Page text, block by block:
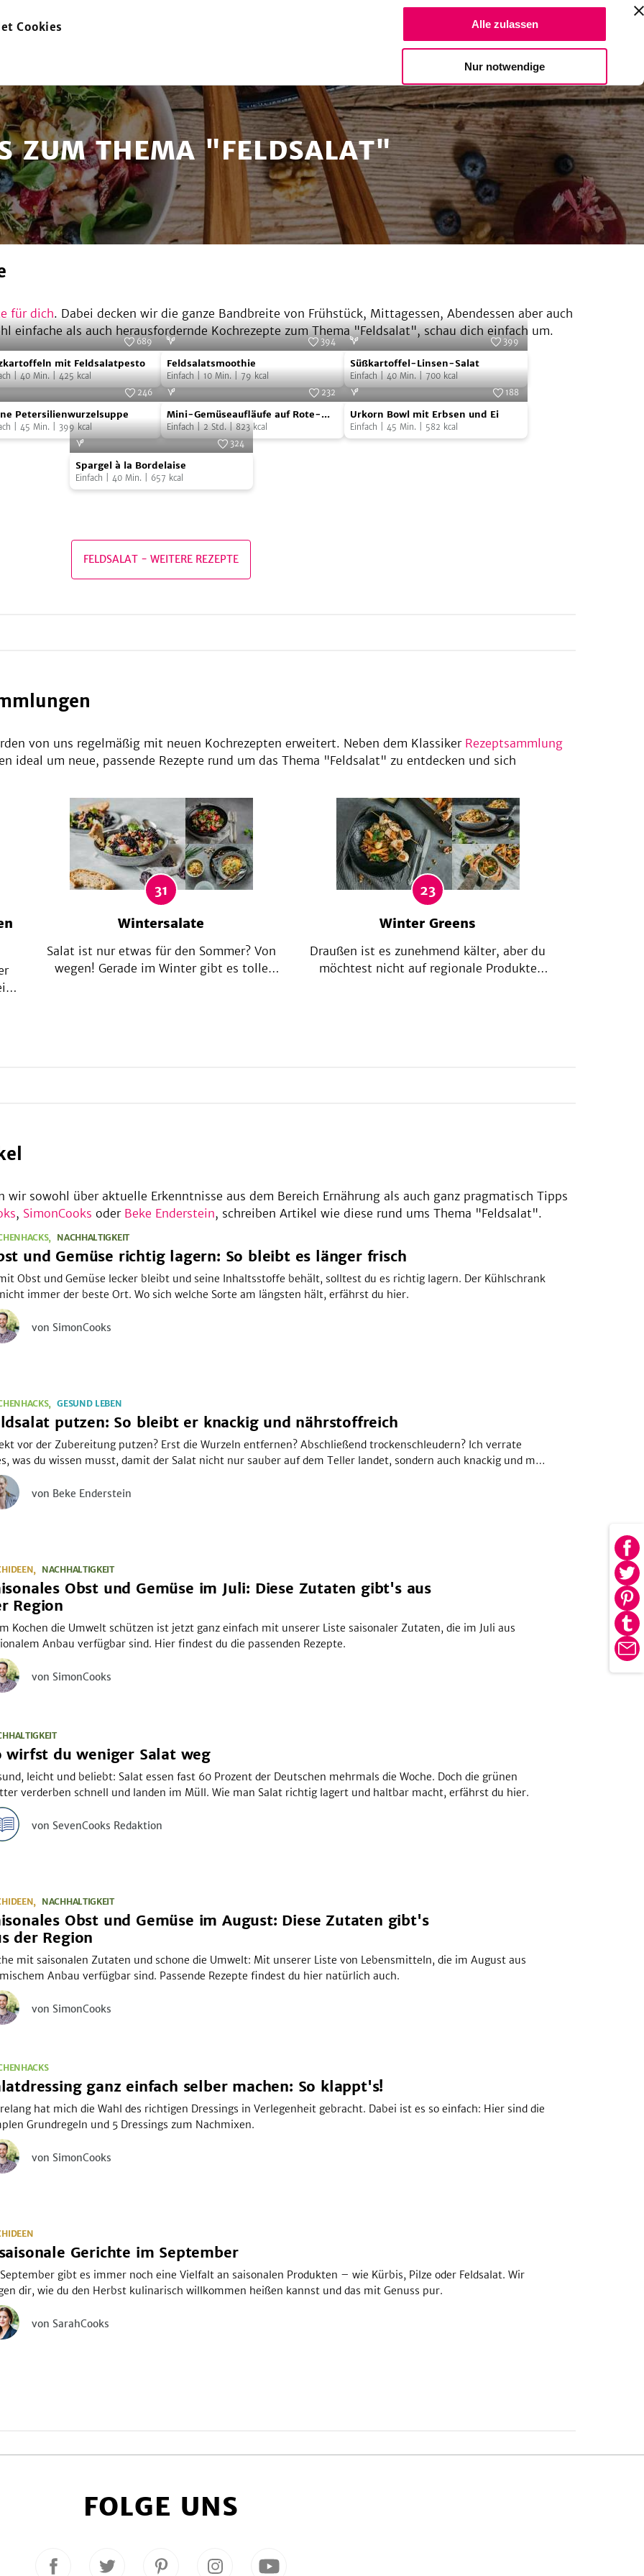
Cookies Alle zulassen
Nur notwendige
Spendiere einen Kaffee
Suche
ZUM THEMA "FELDSALAT"
für dich. Dabei decken wir die ganze Bandbreite von Frühstück, Mittagessen, Abendessen aber auch
einfache als auch herausfordernde Kochrezepte zum Thema "Feldsalat", schau dich einfach um.
Foto:
689
mit Feldsalatpesto
40 Min. 425 kcal
Feldsalatsmoothie
394
Feldsalatsmoothie
Einfach 10 Min. 79 kcal
Süßkartoffel-
Linsen-
Salat
Foto:
399
Süßkartoffel-Linsen-Salat
Einfach 40 Min. 700 kcal
Foto:
246
Petersilienwurzelsuppe
45 Min. 399 kcal
Mini-
Gemüseaufläufe
Rote-
Bete-
Foto:
232
Mini-Gemüseaufläufe auf Rote-
Bete-Carpaccio mit Feldsalatpesto
Einfach 2 Std. 823 kcal
Urkorn
Bowl
mit
SevenCooks
188
Urkorn Bowl mit Erbsen und Ei
Einfach 45 Min. 582 kcal
Spargel
la
324
Spargel à la Bordelaise
Einfach 40 Min. 657 kcal
FELDSALAT - WEITERE REZEPTE
E-
von uns regelmäßig mit neuen Kochrezepten erweitert. Neben dem Klassiker Rezeptsammlung
ideal um neue, passende Rezepte rund um das Thema "Feldsalat" zu entdecken und sich
31
Wintersalate
Salat ist nur etwas für den Sommer? Von
wegen! Gerade im Winter gibt es tolle
23
Winter Greens
Draußen ist es zunehmend kälter, aber du
möchtest nicht auf regionale Produkte
wir sowohl über aktuelle Erkenntnisse aus dem Bereich Ernährung als auch ganz pragmatisch Tipps
, SimonCooks oder Beke Enderstein, schreiben Artikel wie diese rund ums Thema "Feldsalat".
NACHHALTIGKEIT
und Gemüse richtig lagern: So bleibt es länger frisch
Obst und Gemüse lecker bleibt und seine Inhaltsstoffe behält, solltest du es richtig lagern. Der Kühlschrank
immer der beste Ort. Wo sich welche Sorte am längsten hält, erfährst du hier.
von SimonCooks
GESUND LEBEN
putzen: So bleibt er knackig und nährstoffreich
vor der Zubereitung putzen? Erst die Wurzeln entfernen? Abschließend trockenschleudern? Ich verrate
was du wissen musst, damit der Salat nicht nur sauber auf dem Teller landet, sondern auch knackig und mit
vielen Nährstoffen.
von Beke Enderstein
NACHHALTIGKEIT
Obst und Gemüse im Juli: Diese Zutaten gibt's aus
Region
Kochen die Umwelt schützen ist jetzt ganz einfach mit unserer Liste saisonaler Zutaten, die im Juli aus
Anbau verfügbar sind. Hier findest du die passenden Rezepte.
von SimonCooks
wirfst du weniger Salat weg
leicht und beliebt: Salat essen fast 60 Prozent der Deutschen mehrmals die Woche. Doch die grünen
verderben schnell und landen im Müll. Wie man Salat richtig lagert und haltbar macht, erfährst du hier.
von SevenCooks Redaktion
NACHHALTIGKEIT
Obst und Gemüse im August: Diese Zutaten gibt's
der Region
mit saisonalen Zutaten und schone die Umwelt: Mit unserer Liste von Lebensmitteln, die im August aus
Anbau verfügbar sind. Passende Rezepte findest du hier natürlich auch.
von SimonCooks
ganz einfach selber machen: So klappt's!
hat mich die Wahl des richtigen Dressings in Verlegenheit gebracht. Dabei ist es so einfach: Hier sind die
Grundregeln und 5 Dressings zum Nachmixen.
von SimonCooks
Gerichte im September
gibt es immer noch eine Vielfalt an saisonalen Produkten – wie Kürbis, Pilze oder Feldsalat. Wir
dir, wie du den Herbst kulinarisch willkommen heißen kannst und das mit Genuss pur.
von SarahCooks
FOLGE UNS